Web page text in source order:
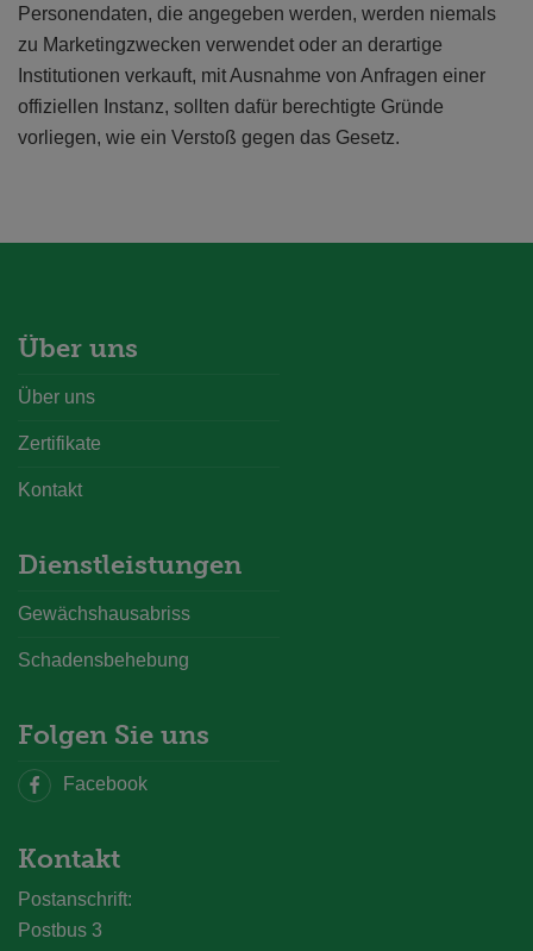
Personendaten, die angegeben werden, werden niemals
zu Marketingzwecken verwendet oder an derartige
Institutionen verkauft, mit Ausnahme von Anfragen einer
offiziellen Instanz, sollten dafür berechtigte Gründe
vorliegen, wie ein Verstoß gegen das Gesetz.
Über uns
Über uns
Zertifikate
Kontakt
Dienstleistungen
Gewächshausabriss
Schadensbehebung
Folgen Sie uns
Facebook
Kontakt
Postanschrift:
Postbus 3